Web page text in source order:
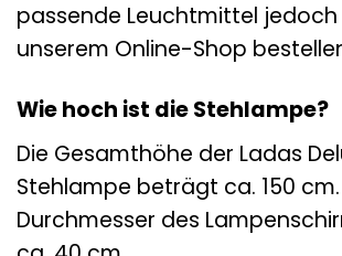
passende Leuchtmittel
unserem Online-Shop
Wie hoch ist die Stehlampe?
Die Gesamthöhe der Ladas
Stehlampe beträgt ca. 150 cm.
Durchmesser des